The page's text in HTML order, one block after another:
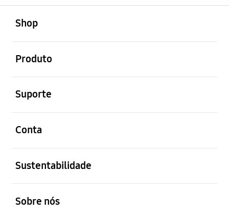
Shop
Produto
Suporte
Conta
Sustentabilidade
Sobre nós